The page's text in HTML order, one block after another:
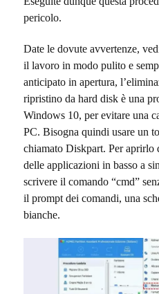
pericolo.
Date le dovute avvertenze,
il lavoro in modo pulito e
anticipato in apertura,
ripristino da hard disk è una
Windows 10, per evitare una
PC. Bisogna quindi usare un
chiamato Diskpart. Per aprirlo
delle applicazioni in basso a
scrivere il comando “cmd”
il prompt dei comandi, una
bianche.